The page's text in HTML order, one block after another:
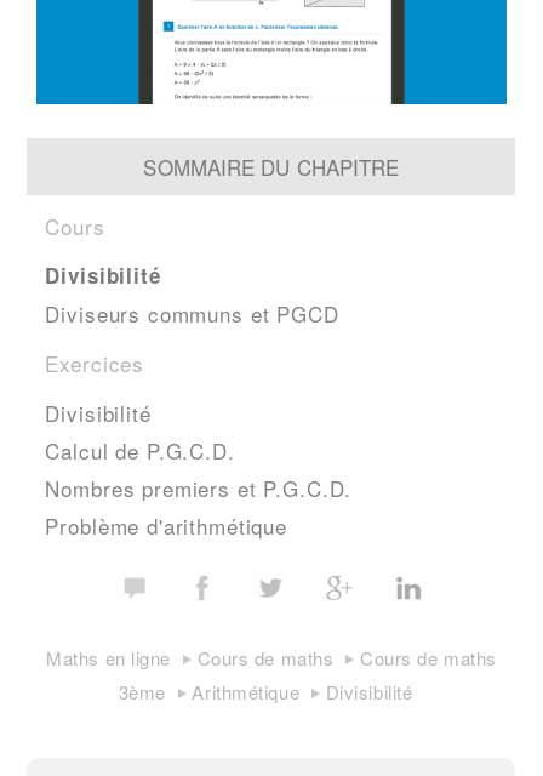
SOMMAIRE DU CHAPITRE
Cours
Divisibilité
Diviseurs communs et PGCD
Exercices
Divisibilité
Calcul de P.G.C.D.
Nombres premiers et P.G.C.D.
Problème d'arithmétique
Maths en ligne Cours de maths
Cours de maths
3ème
Arithmétique Divisibilité